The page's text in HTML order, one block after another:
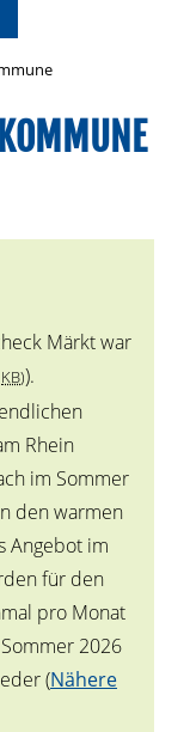
Märkt war
KB)).
Rhein
im Sommer
den warmen
Angebot im
für den
pro Monat
2026
(Nähere